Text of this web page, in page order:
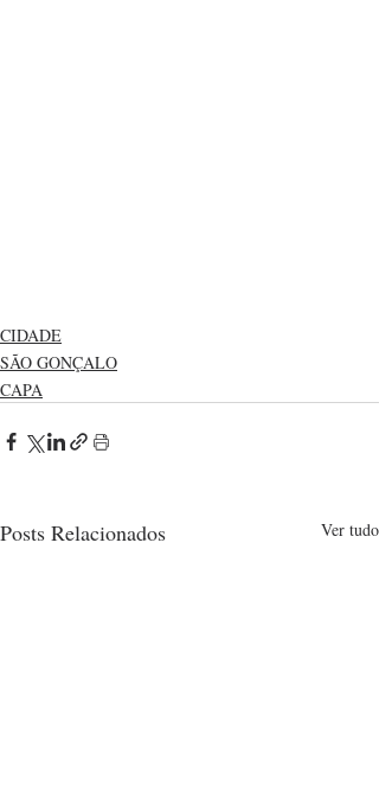
CIDADE
SÃO GONÇALO
CAPA
Posts Relacionados Ver tudo